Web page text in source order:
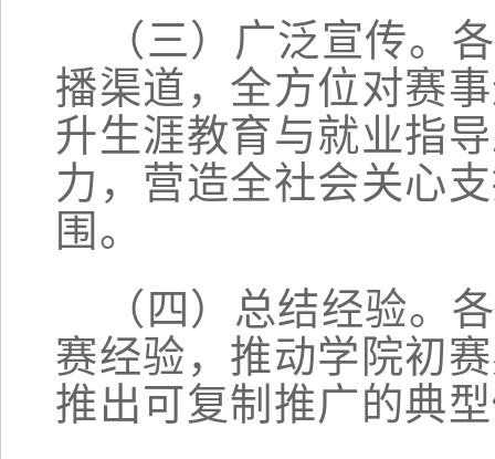
（三）广泛宣传。 各
播渠道，全方位对赛
升生涯教育与就业指
力，营造全社会关心
围。
（四）总结经验。 各
赛经验，推动学院初
推出可复制推广的典